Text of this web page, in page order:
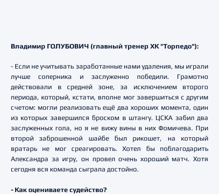
Владимир ГОЛУБОВИЧ (главный тренер ХК "Торпедо"):
- Если не учитывать заработанные нами удаления, мы играли
лучше соперника и заслуженно победили. Грамотно
действовали в средней зоне, за исключением второго
периода, который, кстати, вполне мог завершиться с другим
счетом: могли реализовать ещё два хороших момента, один
из которых завершился броском в штангу. ЦСКА забил два
заслуженных гола, но я не вижу вины в них Фомичева. При
второй заброшенной шайбе был рикошет, на который
вратарь не мог среагировать. Хотел бы поблагодарить
Александра за игру, он провел очень хороший матч. Хотя
сегодня вся команда сыграла достойно.
- Как оцениваете судейство?